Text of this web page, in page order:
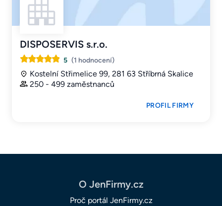
DISPOSERVIS s.r.o.
5 (1 hodnocení)
Kostelní Střimelice 99, 281 63 Stříbrná Skalice
250 - 499 zaměstnanců
PROFIL FIRMY
O JenFirmy.cz
Proč portál JenFirmy.cz